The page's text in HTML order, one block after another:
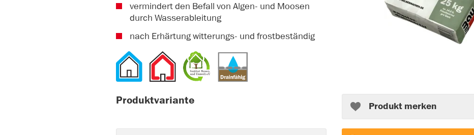
vermindert den Befall von Algen- und Moosen
durch Wasserableitung
nach Erhärtung witterungs- und frostbeständig
Produktvariante Produkt merken